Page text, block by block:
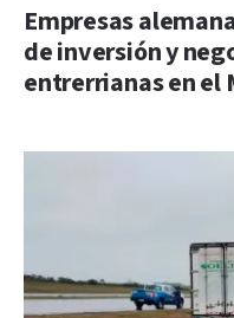
Empresas
de inversión y
entrerrianas en el